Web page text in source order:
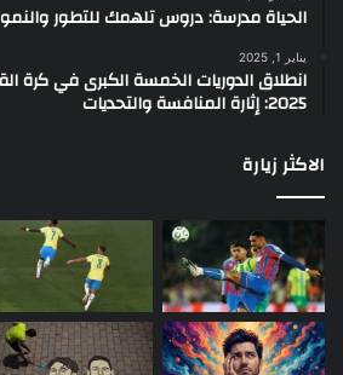
الحياة مدرسة: دروس تلهمك للتطور
يناير 1, 2025
انطلاق الدوريات الخمسة الكبرى في كرة
2025: إثارة المنافسة والتحديات
الاكثر زيارة